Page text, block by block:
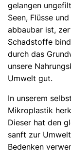
gelangen
Seen, Flüsse
abbaubar ist,
Schadstoffe
durch das
unsere
Umwelt gut.
In unserem
Mikroplastik
Dieser hat den
sanft zur
Bedenken